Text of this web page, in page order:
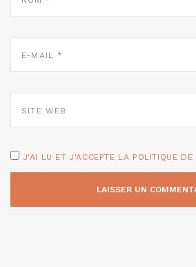
MAIL
WEB
J'AI LU ET J'ACCEPTE LA POLITIQUE DE